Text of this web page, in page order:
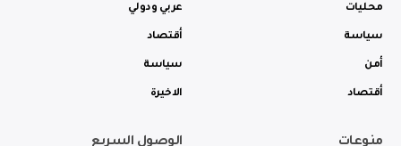
محليات
سياسة
أمن
أقتصاد
عربي ودولي
أقتصاد
سياسة
الاخيرة
منوعات الوصول السريع